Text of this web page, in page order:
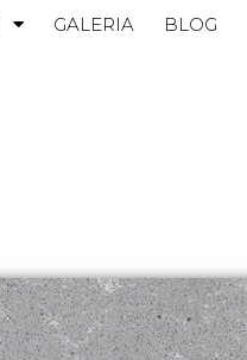
GALERIA BLOG